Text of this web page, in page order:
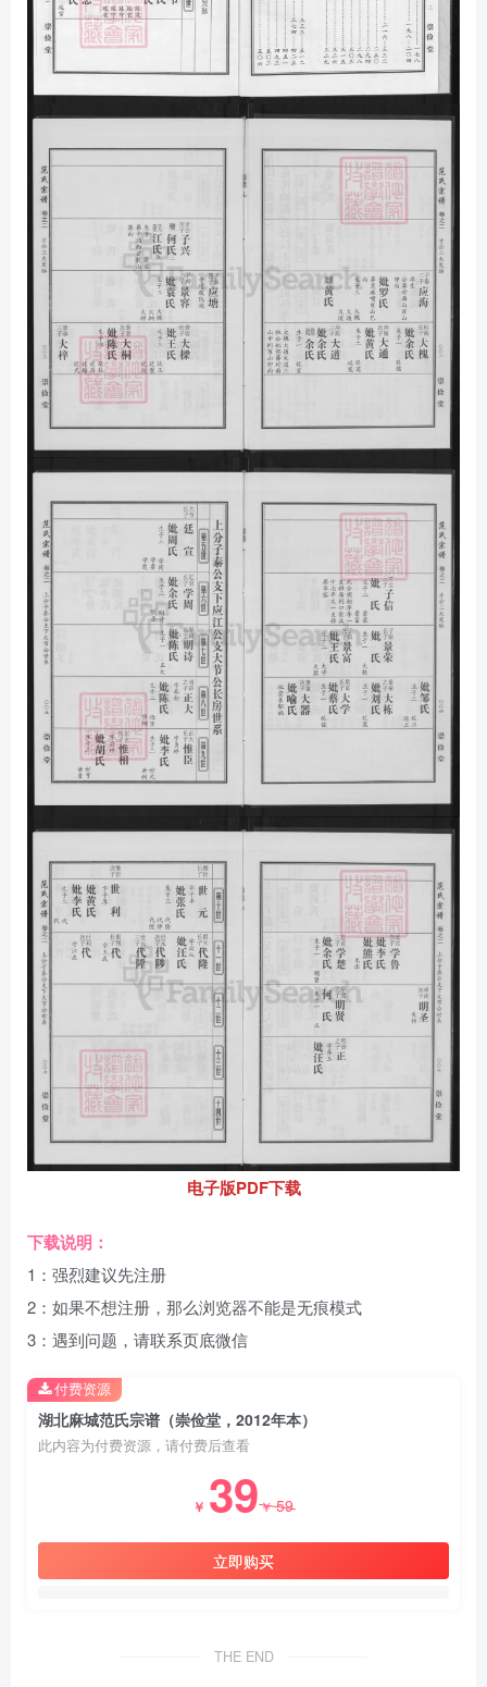
电子版PDF下载
下载说明：
1：强烈建议先注册
2：如果不想注册，那么浏览器不能是无痕模式
3：遇到问题，请联系页底微信
湖北麻城范氏宗谱（崇俭堂，2012年本）
此内容为付费资源，请付费后查看
￥ 39￥59
立即购买
付费资源
THE END